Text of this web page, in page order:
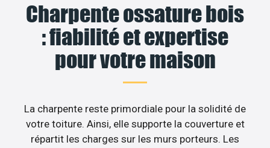
Charpente ossature bois
: fiabilité et expertise
pour votre maison
La charpente reste primordiale pour la solidité de
votre toiture. Ainsi, elle supporte la couverture et
répartit les charges sur les murs porteurs. Les